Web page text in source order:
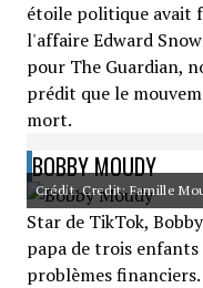
étoile politique avait
l'affaire Edward
pour The Guardian,
prédit que le
mort.
BOBBY MOUDY
Crédit: Credit: Famille
Star de TikTok,
papa de trois
problèmes